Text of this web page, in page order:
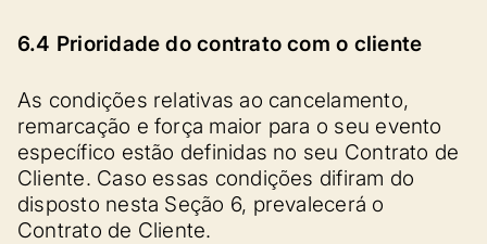
6.4 Prioridade do contrato com o cliente
As condições relativas ao cancelamento,
remarcação e força maior para o seu evento
específico estão definidas no seu Contrato de
Cliente. Caso essas condições difiram do
disposto nesta Seção 6, prevalecerá o
Contrato de Cliente.